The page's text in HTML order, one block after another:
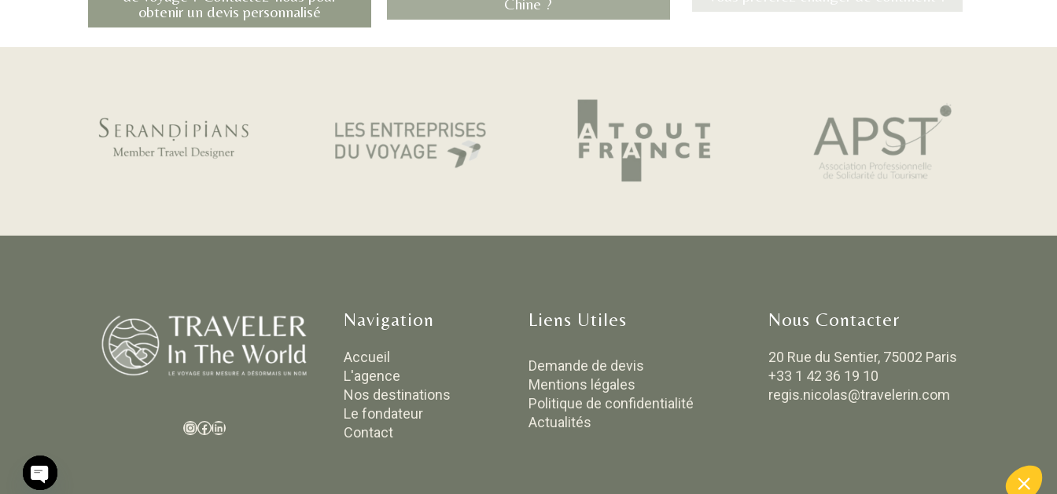
obtenir un devis personnalisé
Chine ?
Navigation
Accueil
L'agence
Nos destinations
Le fondateur
Contact
Liens Utiles
Demande de devis
Mentions légales
Politique de confidentialité
Actualités
Nous Contacter
20 Rue du Sentier, 75002 Paris
+33 1 42 36 19 10
regis.nicolas@travelerin.com